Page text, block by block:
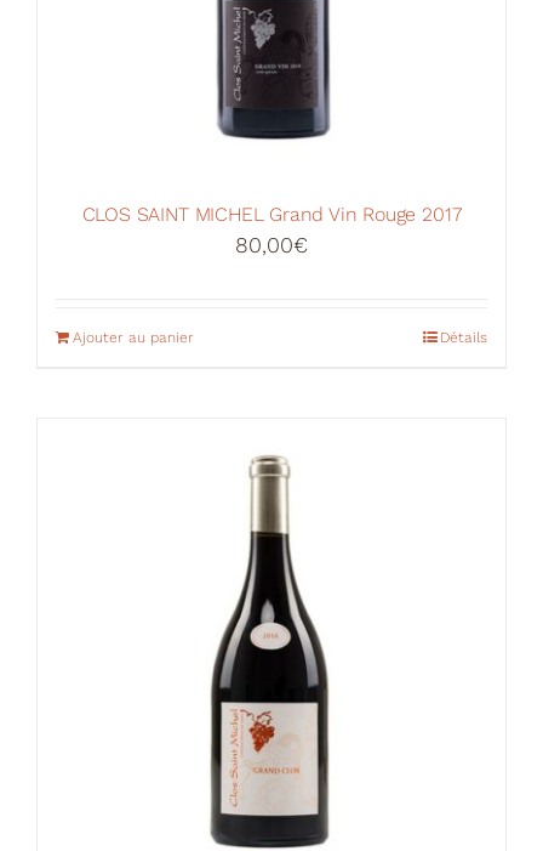
CLOS SAINT MICHEL Grand Vin Rouge 2017
80,00€
Ajouter au panier Détails